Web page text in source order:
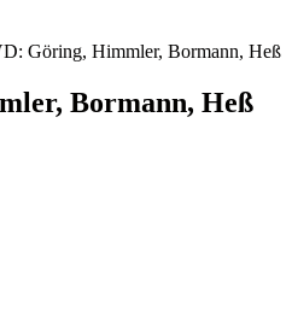
Göring, Himmler, Bormann, Heß
Bormann, Heß